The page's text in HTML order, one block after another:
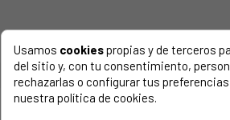
Usamos cookiespropias y de terceros
del sitio y, con tu consentimiento,
rechazarlas o configurar tus
nuestra política de cookies.